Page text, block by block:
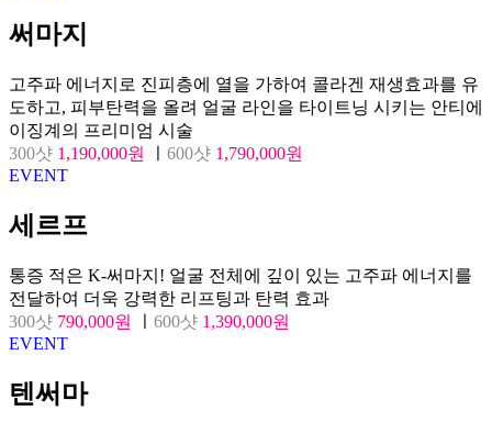
써마지
고주파 에너지로 진피층에 열을 가하여 콜라겐 재생효과를 유
도하고, 피부탄력을 올려 얼굴 라인을 타이트닝 시키는 안티에
이징계의 프리미엄 시술
300샷 1,190,000원 600샷 1,790,000원
EVENT
세르프
통증 적은 K-써마지! 얼굴 전체에 깊이 있는 고주파 에너지를
전달하여 더욱 강력한 리프팅과 탄력 효과
300샷 790,000원 600샷 1,390,000원
EVENT
텐써마